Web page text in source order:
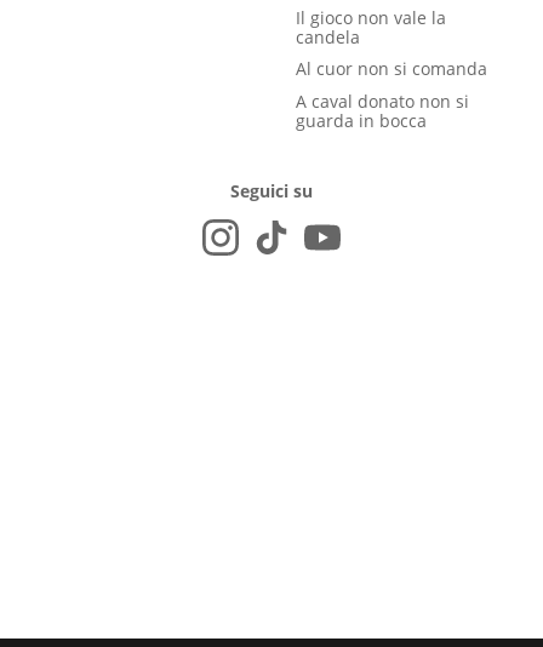
Il gioco non vale la
candela
Al cuor non si comanda
A caval donato non si
guarda in bocca
Seguici su